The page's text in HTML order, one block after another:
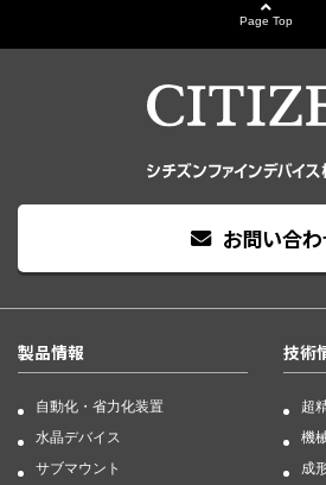
Page Top
お問い合
製品情報
自動化・省力化装置
水晶デバイス
サブマウント
技術
超
機
成